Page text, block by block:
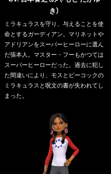
き）
ミラキュラスを守り、与えることを使
命とするガーディアン。マリネットや
アドリアンをスーパーヒーローに選ん
だ張本人。マスター・フーもかつては
スーパーヒーローだった。過去に犯し
た間違いにより、モスとピーコックの
ミラキュラスと呪文の書が失われてし
まった。